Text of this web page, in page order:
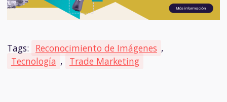
Tags: Reconocimiento de Imágenes ,
Tecnología , Trade Marketing